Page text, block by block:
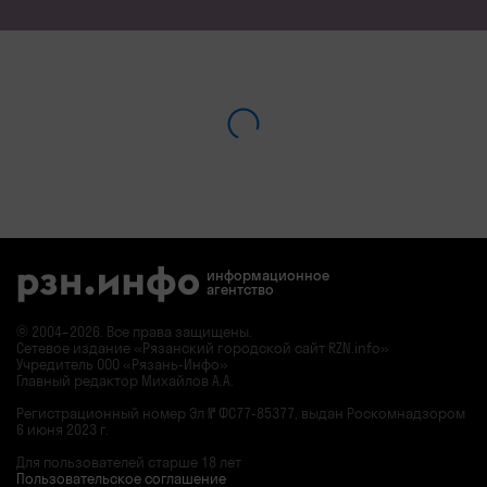
информационное
агентство
© 2004–2026. Все права защищены.
Сетевое издание «Рязанский городской сайт RZN.info»
Учредитель ООО «Рязань-Инфо»
Главный редактор Михайлов А.А.
Регистрационный номер Эл № ФС77-85377, выдан Роскомнадзором
6 июня 2023 г.
Для пользователей старше 18 лет
Пользовательское соглашение